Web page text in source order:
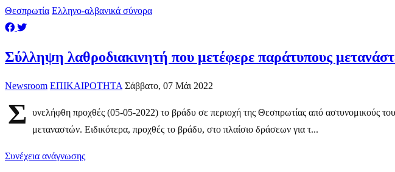
Θεσπρωτία Ελληνο-αλβανικά σύνορα
Σύλληψη λαθροδιακινητή που μετέφερε παράτυπους
Newsroom ΕΠΙΚΑΙΡΟΤΗΤΑ Σάββατο, 07 Μάι 2022
Σ
υνελήφθη προχθές (05-05-2022) το βράδυ σε περιοχή της Θεσπρωτίας από αστυνομικούς
μεταναστών. Ειδικότερα, προχθές το βράδυ, στο πλαίσιο δράσεων για τ...
Συνέχεια ανάγνωσης